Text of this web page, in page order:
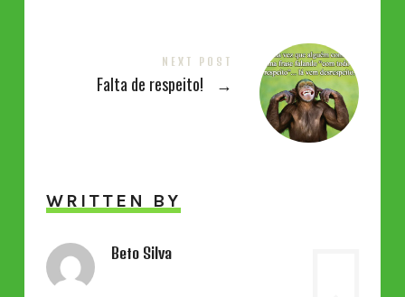
NEXT POST
Falta de respeito! →
WRITTEN BY
Beto Silva